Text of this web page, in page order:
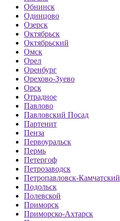
Обнинск
Одинцово
Озерск
Октябрьск
Октябрьский
Омск
Орел
Оренбург
Орехово-Зуево
Орск
Отрадное
Павлово
Павловский Посад
Партенит
Пенза
Первоуральск
Пермь
Петергоф
Петрозаводск
Петропавловск-Камчатский
Подольск
Полевской
Приморск
Приморско-Ахтарск